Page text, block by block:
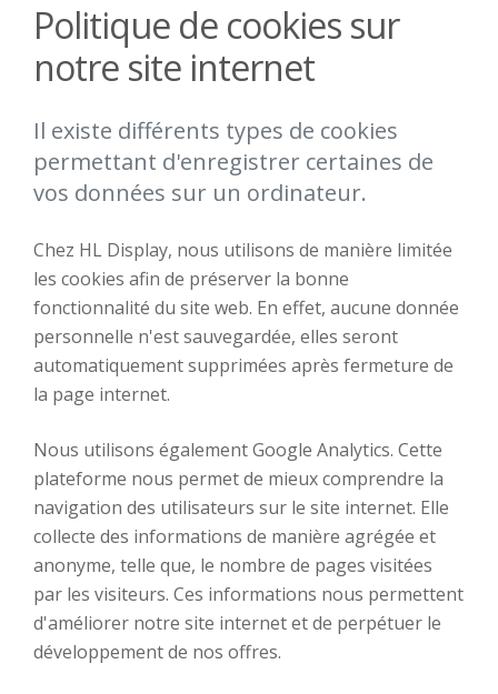
Politique de cookies sur
notre site internet
Il existe différents types de cookies
permettant d'enregistrer certaines de
vos données sur un ordinateur.
Chez HL Display, nous utilisons de manière limitée
les cookies afin de préserver la bonne
fonctionnalité du site web. En effet, aucune donnée
personnelle n'est sauvegardée, elles seront
automatiquement supprimées après fermeture de
la page internet.
Nous utilisons également Google Analytics. Cette
plateforme nous permet de mieux comprendre la
navigation des utilisateurs sur le site internet. Elle
collecte des informations de manière agrégée et
anonyme, telle que, le nombre de pages visitées
par les visiteurs. Ces informations nous permettent
d'améliorer notre site internet et de perpétuer le
développement de nos offres.